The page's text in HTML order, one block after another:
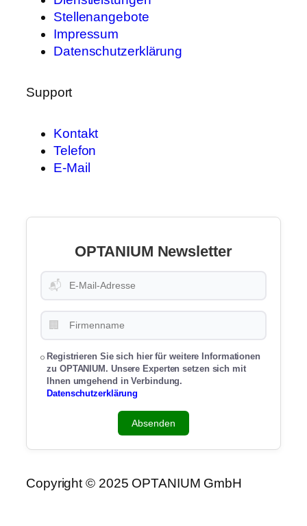
Stellenangebote
Impressum
Datenschutzerklärung
Support
Kontakt
Telefon
E-Mail
OPTANIUM Newsletter
📬
🏢
Registrieren Sie sich hier für weitere Informationen
zu OPTANIUM. Unsere Experten setzen sich mit
Ihnen umgehend in Verbindung.
Datenschutzerklärung
Absenden
Copyright © 2025 OPTANIUM GmbH